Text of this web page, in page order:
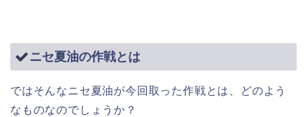
ニセ夏油の作戦とは
ではそんなニセ夏油が今回取った作戦とは、どのよう
なものなのでしょうか？